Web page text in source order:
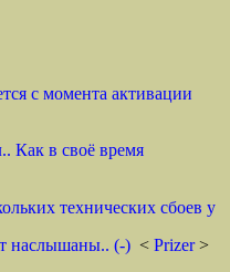
с момента активации
Как в своё время
технических сбоев у
наслышаны.. (-) < Prizer>